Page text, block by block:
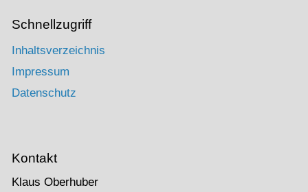
Schnellzugriff
Inhaltsverzeichnis
Impressum
Datenschutz
Kontakt
Klaus Oberhuber